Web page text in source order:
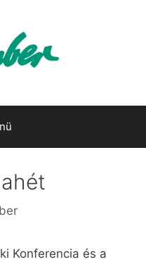
Konferencia és a